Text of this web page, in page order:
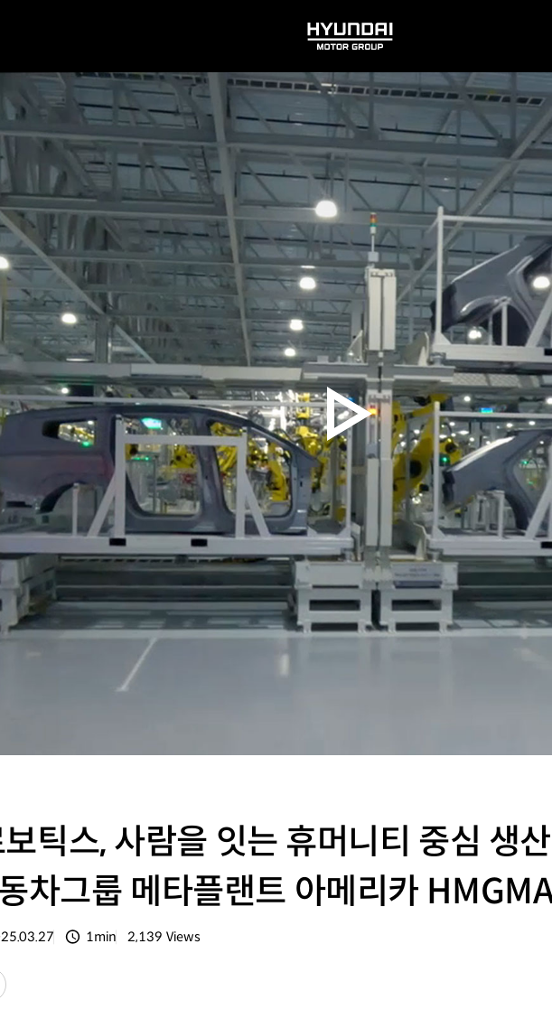
HYUNDAI
MOTOR
GROUP
틱스, 사람을 잇는 휴머니티 중심 생
차그룹 메타플랜트 아메리카
1min 2,139 Views